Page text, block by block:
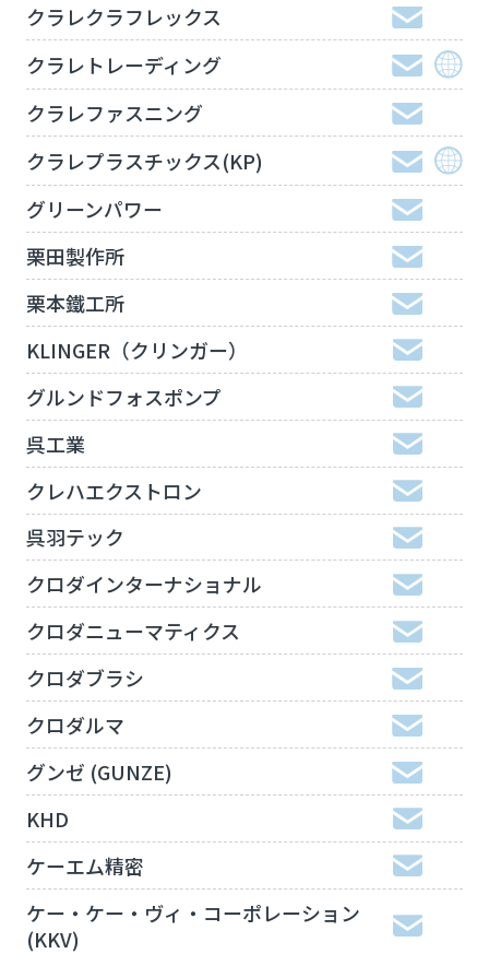
クラレクラフレックス
クラレトレーディング
クラレファスニング
クラレプラスチックス(KP)
グリーンパワー
栗田製作所
栗本鐵工所
KLINGER（クリンガー）
グルンドフォスポンプ
呉工業
クレハエクストロン
呉羽テック
クロダインターナショナル
クロダニューマティクス
クロダブラシ
クロダルマ
グンゼ (GUNZE)
KHD
ケーエム精密
ケー・ケー・ヴィ・コーポレーション
(KKV)